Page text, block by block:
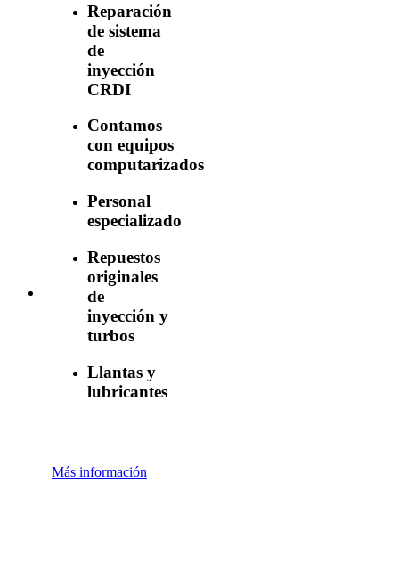
Reparación
de sistema
de
inyección
CRDI
Contamos
con equipos
computarizados
Personal
especializado
Repuestos
originales
de
inyección y
turbos
Llantas y
lubricantes
Más información